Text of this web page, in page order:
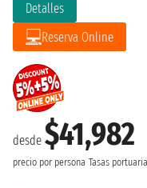
desde $41,982
precio por persona Tasas
Detalles
Reserva Online